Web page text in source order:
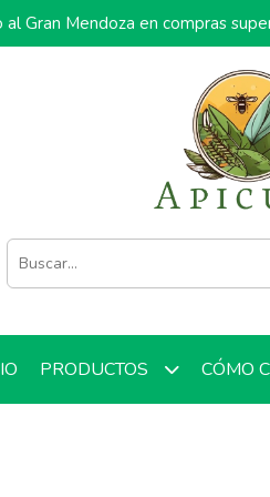
al Gran Mendoza en compras
PRODUCTOS CÓMO